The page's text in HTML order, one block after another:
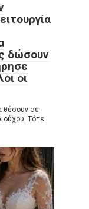
δώσουν
οι
θέσουν σε
Τότε